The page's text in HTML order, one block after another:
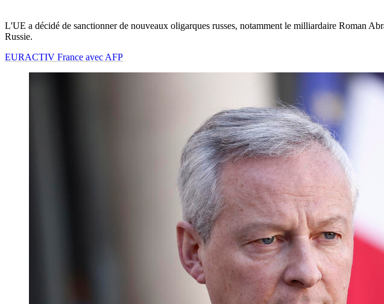
L'UE a décidé de sanctionner de nouveaux oligarques russes, notamment le milliardaire Roman
Russie.
EURACTIV France avec AFP